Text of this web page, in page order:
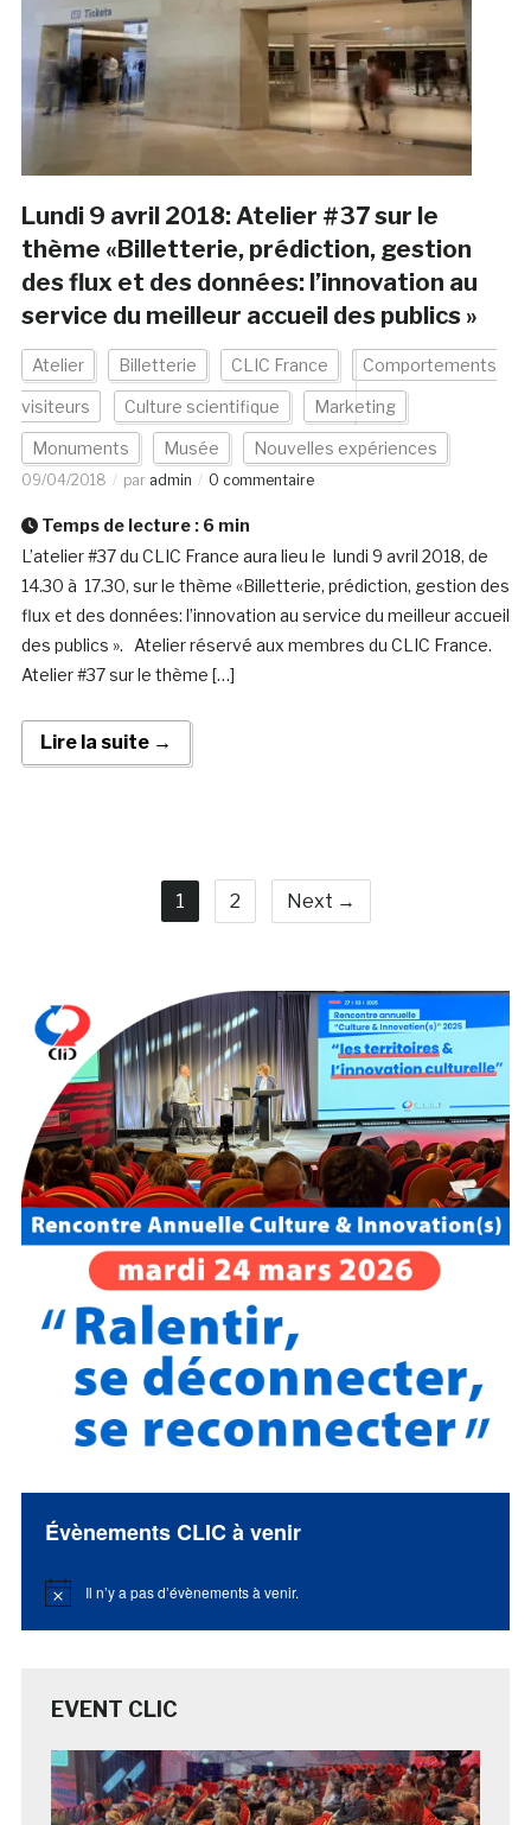
Lundi 9 avril 2018: Atelier #37 sur le
thème «Billetterie, prédiction, gestion
des flux et des données: l’innovation au
service du meilleur accueil des publics »
Atelier Billetterie CLIC France Comportements
visiteurs Culture scientifique Marketing
Monuments Musée Nouvelles expériences
09/04/2018 par admin 0 commentaire
Temps de lecture : 6 min
L’atelier #37 du CLIC France aura lieu le lundi 9 avril 2018, de
14.30 à 17.30, sur le thème «Billetterie, prédiction, gestion des
flux et des données: l’innovation au service du meilleur accueil
des publics ». Atelier réservé aux membres du CLIC France.
Atelier #37 sur le thème […]
Lire la suite →
1 2 Next →
Évènements CLIC à venir
Notice Il n’y a pas d’évènements à venir.
EVENT CLIC